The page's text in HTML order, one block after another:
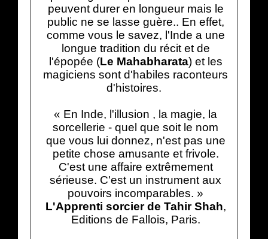
peuvent durer en longueur mais le
public ne se lasse guère.. En effet,
comme vous le savez, l'Inde a une
longue tradition du récit et de
l'épopée (Le Mahabharata) et les
magiciens sont d'habiles raconteurs
d'histoires.
« En Inde, l'illusion , la magie, la
sorcellerie - quel que soit le nom
que vous lui donnez, n'est pas une
petite chose amusante et frivole.
C'est une affaire extrêmement
sérieuse. C'est un instrument aux
pouvoirs incomparables. »
L'Apprenti sorcier de Tahir Shah,
Editions de Fallois, Paris.